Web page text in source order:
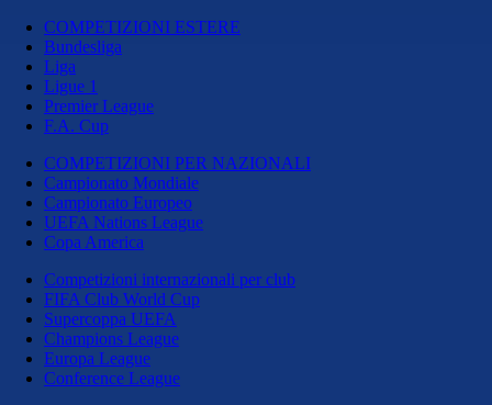
COMPETIZIONI ESTERE
Bundesliga
Liga
Ligue 1
Premier League
F.A. Cup
COMPETIZIONI PER NAZIONALI
Campionato Mondiale
Campionato Europeo
UEFA Nations League
Copa America
Competizioni internazionali per club
FIFA Club World Cup
Supercoppa UEFA
Champions League
Europa League
Conference League